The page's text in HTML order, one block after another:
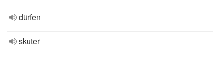
dürfen
skuter